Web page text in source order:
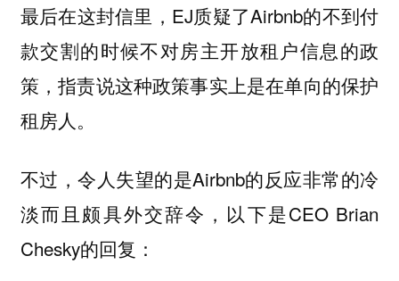
最后在这封信里，EJ质疑了Airbnb的不到付
款交割的时候不对房主开放租户信息的政
策，指责说这种政策事实上是在单向的保护
租房人。
不过，令人失望的是Airbnb的反应非常的冷
淡而且颇具外交辞令，以下是CEO Brian
Chesky的回复：